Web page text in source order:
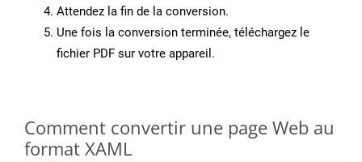
Attendez la fin de la conversion.
Une fois la conversion terminée, téléchargez le
fichier PDF sur votre appareil.
Comment convertir une page Web au
format XAML